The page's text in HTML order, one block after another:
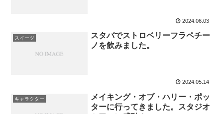
2024.06.03
スイーツ
スタバでストロベリーフラペチー
ノを飲みました。
2024.05.14
キャラクター
メイキング・オブ・ハリー・ポッ
ターに行ってきました。スタジオ